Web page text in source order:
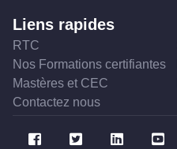
Liens rapides
RTC
Nos Formations certifiantes
Mastères et CEC
Contactez nous